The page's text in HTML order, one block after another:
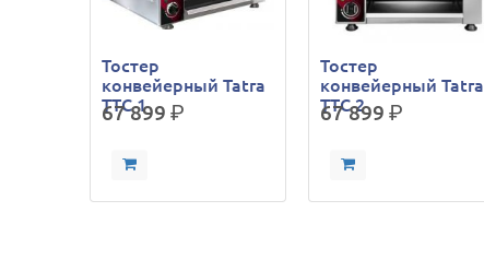
Тостер
конвейерный Tatra
TTC 1
67 899р.
Тостер
конвейерный Tatra
TTC 2
67 899р.